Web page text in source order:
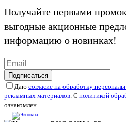
Получайте первыми
выгодные акционные
информацию о новинках!
Подписаться
Даю согласие на обработку
рекламных материалов. С политикой
ознакомлен.